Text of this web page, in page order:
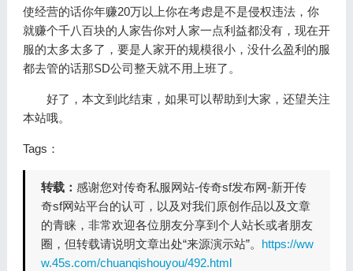
使经营的话你年赚20万以上你在考虑是不是侵权违法，你
就赚个千八百块的人家告你对人家一点利益都没有，现在开
服的太多太多了，要是人家开的规模很小，没什么盈利的服
都去管的话那SD公司整天就不用上班了。
好了，本文到此结束，如果可以帮助到大家，还望关注
本站哦。
Tags：
转载： 感谢您对传奇私服网站-传奇sf发布网-新开传
奇sf网站平台的认可，以及对我们原创作品以及文章
的青睐，非常欢迎各位朋友分享到个人站长或者朋友
圈，但转载请说明文章出处“来源演示站”。 https://ww
w.45s.com/chuanqishouyou/492.html